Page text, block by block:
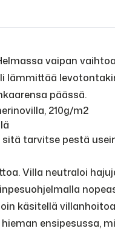
vaipan
lämmittää
päässä.
210g/m2
tarvitse pestä
Villa neutraloi
käsitellä
ensipesussa,